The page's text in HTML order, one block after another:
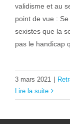
validisme et au
point de vue :
sexistes que la
pas le handicap
3 mars 2021
Lire la suite